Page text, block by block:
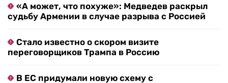
«А может, что похуже»: Медведев раскрыл
судьбу Армении в случае разрыва с Россией
Стало известно о скором визите
переговорщиков Трампа в Россию
В ЕС придумали новую схему с